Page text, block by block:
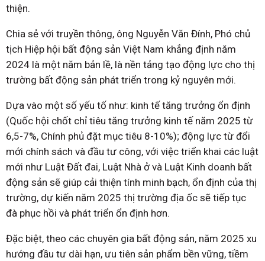
thiện.
Chia sẻ với truyền thông, ông Nguyễn Văn Đính, Phó chủ
tịch Hiệp hội bất động sản Việt Nam khẳng định năm
2024 là một năm bản lề, là nền tảng tạo động lực cho thị
trường bất động sản phát triển trong kỷ nguyên mới.
Dựa vào một số yếu tố như: kinh tế tăng trưởng ổn định
(Quốc hội chốt chỉ tiêu tăng trưởng kinh tế năm 2025 từ
6,5-7%, Chính phủ đặt mục tiêu 8-10%); động lực từ đổi
mới chính sách và đầu tư công, với việc triển khai các luật
mới như Luật Đất đai, Luật Nhà ở và Luật Kinh doanh bất
động sản sẽ giúp cải thiện tính minh bạch, ổn định của thị
trường, dự kiến năm 2025 thị trường địa ốc sẽ tiếp tục
đà phục hồi và phát triển ổn định hơn.
Đặc biệt, theo các chuyên gia bất động sản, năm 2025 xu
hướng đầu tư dài hạn, ưu tiên sản phẩm bền vững, tiềm